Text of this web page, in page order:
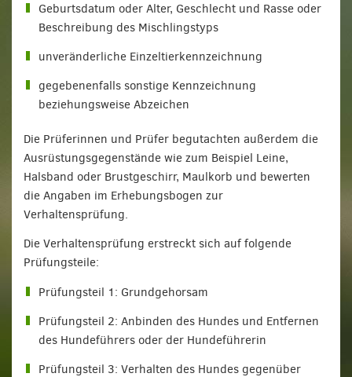
Geburtsdatum oder Alter, Geschlecht und Rasse oder
Beschreibung des Mischlingstyps
unveränderliche Einzeltierkennzeichnung
gegebenenfalls sonstige Kennzeichnung
beziehungsweise Abzeichen
Die Prüferinnen und Prüfer begutachten außerdem die
Ausrüstungsgegenstände wie zum Beispiel Leine,
Halsband oder Brustgeschirr, Maulkorb und bewerten
die Angaben im Erhebungsbogen zur
Verhaltensprüfung.
Die Verhaltensprüfung erstreckt sich auf folgende
Prüfungsteile:
Prüfungsteil 1: Grundgehorsam
Prüfungsteil 2: Anbinden des Hundes und Entfernen
des Hundeführers oder der Hundeführerin
Prüfungsteil 3: Verhalten des Hundes gegenüber